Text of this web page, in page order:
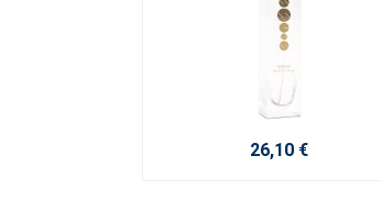
26,10 €